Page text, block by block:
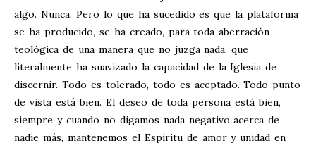
algo. Nunca. Pero lo que ha sucedido es que la plataforma
se ha producido, se ha creado, para toda aberración
teológica de una manera que no juzga nada, que
literalmente ha suavizado la capacidad de la Iglesia de
discernir. Todo es tolerado, todo es aceptado. Todo punto
de vista está bien. El deseo de toda persona está bien,
siempre y cuando no digamos nada negativo acerca de
nadie más, mantenemos el Espíritu de amor y unidad en